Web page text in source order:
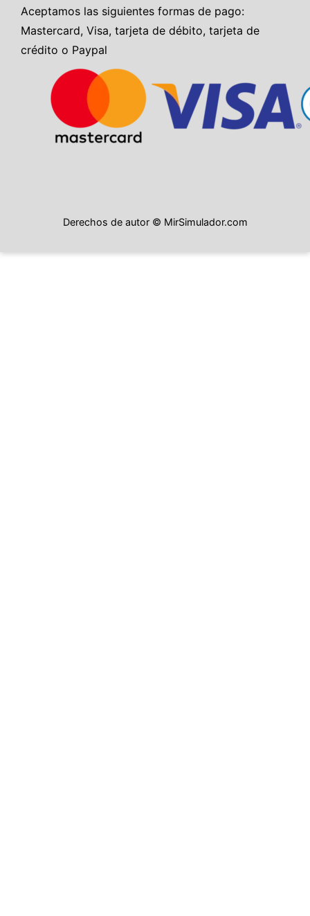
Aceptamos las siguientes formas de pago:
Mastercard, Visa, tarjeta de débito, tarjeta de
crédito o Paypal
Derechos de autor © MirSimulador.com